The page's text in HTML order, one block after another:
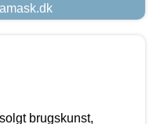
brugskunst,